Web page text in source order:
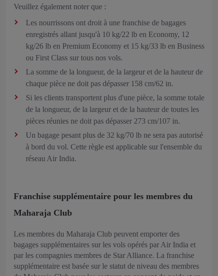
Veuillez également noter que :
Les nourrissons ont droit à une franchise de bagages
enregistrés allant jusqu'à 10 kg/22 lb en Economy, 12
kg/26 lb en Premium Economy et 15 kg/33 lb en Business
ou First Class sur tous nos vols.
La somme de la longueur, de la largeur et de la hauteur de
chaque pièce ne doit pas dépasser 158 cm/62 in.
Si les clients transportent plus d'une pièce, la somme totale
de la longueur, de la largeur et de la hauteur de toutes les
pièces réunies ne doit pas dépasser 273 cm/107 in.
Un bagage pesant plus de 32 kg/70 lb ne sera pas autorisé
à bord du vol. Cette règle est applicable sur l'ensemble du
réseau Air India.
Franchise supplémentaire pour les membres du
Maharaja Club
Les membres du Maharaja Club peuvent emporter des
bagages supplémentaires sur les vols opérés par Air India et
par les compagnies membres de Star Alliance. La franchise
supplémentaire est basée sur le statut de niveau des membres